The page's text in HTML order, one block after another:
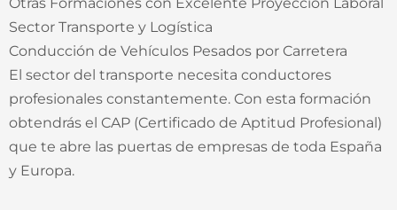
Sector Transporte y Logística
Conducción de Vehículos Pesados por Carretera
El sector del transporte necesita conductores
profesionales constantemente. Con esta formación
obtendrás el CAP (Certificado de Aptitud Profesional)
que te abre las puertas de empresas de toda España
y Europa.